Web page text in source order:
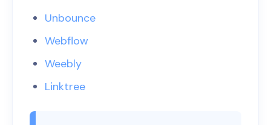
Unbounce
Webflow
Weebly
Linktree